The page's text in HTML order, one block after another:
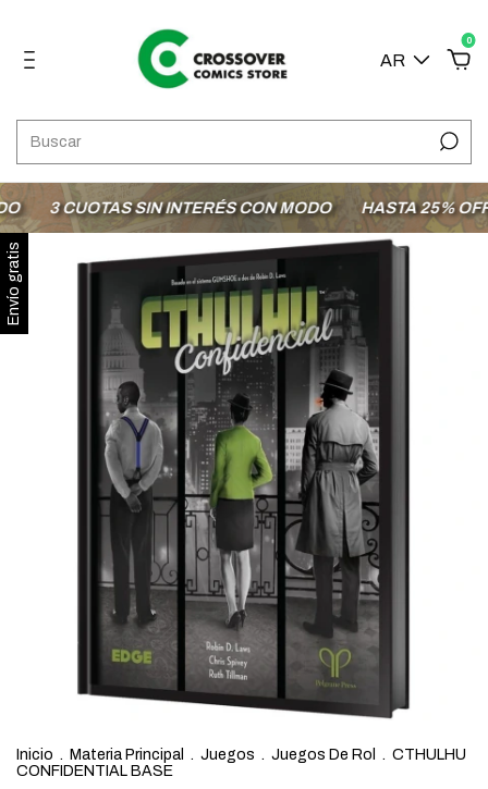
AR
0
3 CUOTAS SIN INTERÉS CON MODO HASTA 25% OFF
Envío gratis
Inicio . Materia Principal . Juegos . Juegos De Rol . CTHULHU
CONFIDENTIAL BASE